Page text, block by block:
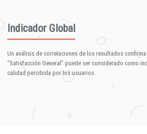
Indicador Global
Un análisis de correlaciones de los resultados
"Satisfacción General" puede ser considerado como
calidad percibida por los usuarios.